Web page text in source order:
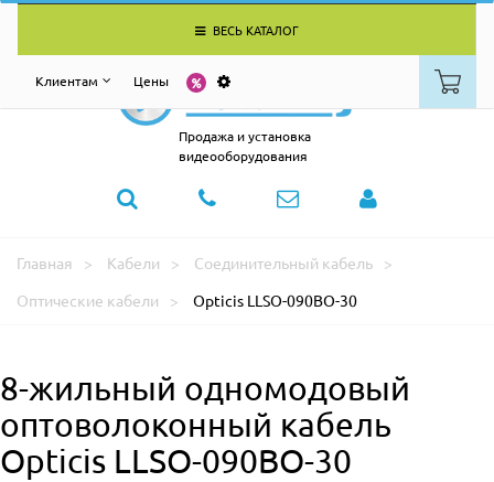
ВЕСЬ КАТАЛОГ
Клиентам Цены
Продажа и установка
видеооборудования
Главная Кабели
Соединительный кабель
Оптические кабели
Opticis LLSO-090BO-30
8-жильный одномодовый
оптоволоконный кабель
Opticis LLSO-090BO-30